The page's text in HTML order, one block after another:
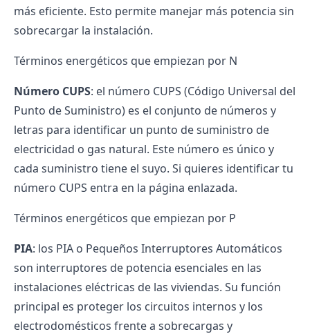
más eficiente. Esto permite manejar más potencia sin
sobrecargar la instalación.
Términos energéticos que empiezan por N
Número CUPS: el número CUPS (Código Universal del
Punto de Suministro) es el conjunto de números y
letras para identificar un punto de suministro de
electricidad o gas natural. Este número es único y
cada suministro tiene el suyo. Si quieres identificar tu
número CUPS entra en la página enlazada.
Términos energéticos que empiezan por P
PIA: los PIA o Pequeños Interruptores Automáticos
son interruptores de potencia esenciales en las
instalaciones eléctricas de las viviendas. Su función
principal es proteger los circuitos internos y los
electrodomésticos frente a sobrecargas y